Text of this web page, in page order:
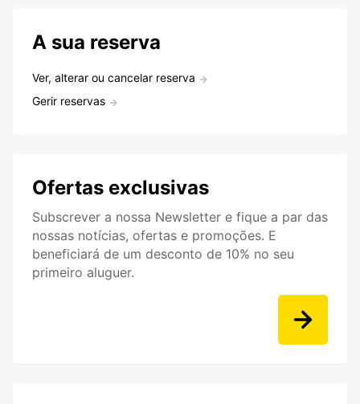
A sua reserva
Ver, alterar ou cancelar reserva
Gerir reservas
Ofertas exclusivas
Subscrever a nossa Newsletter e fique a par das
nossas notícias, ofertas e promoções. E
beneficiará de um desconto de 10% no seu
primeiro aluguer.